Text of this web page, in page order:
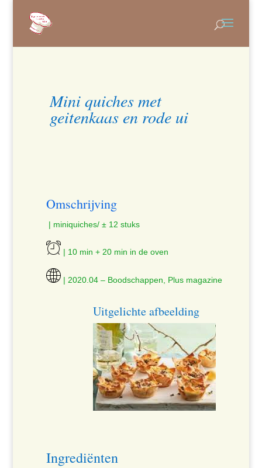
Mini quiches met
geitenkaas en rode ui
Omschrijving
| miniquiches/ ± 12 stuks
| 10 min + 20 min in de oven
| 2020.04 – Boodschappen, Plus magazine
Uitgelichte afbeelding
Ingrediënten